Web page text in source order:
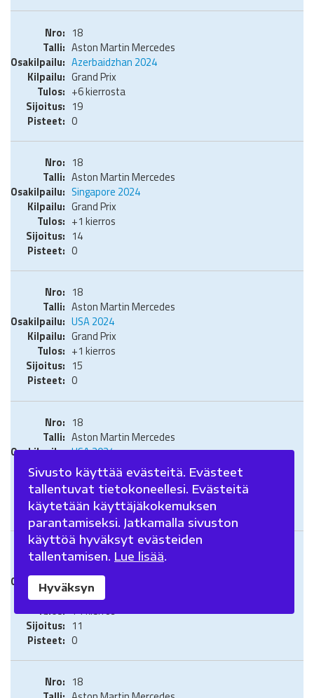
18
Aston Martin Mercedes
Azerbaidzhan 2024
Grand Prix
+6 kierrosta
19
0
18
Aston Martin Mercedes
Singapore 2024
Grand Prix
+1 kierros
14
0
18
Aston Martin Mercedes
USA 2024
Grand Prix
+1 kierros
15
0
18
Aston Martin Mercedes
USA 2024
Sprintti
+41,236
13
0
18
Aston Martin Mercedes
Meksiko 2024
Grand Prix
+1 kierros
11
0
18
Sivusto käyttää evästeitä. Evästeet
tallentuvat tietokoneellesi. Evästeitä
käytetään käyttäjäkokemuksen
parantamiseksi. Jatkamalla sivuston
käyttöä hyväksyt evästeiden
tallentamisen. Lue lisää.
Hyväksyn